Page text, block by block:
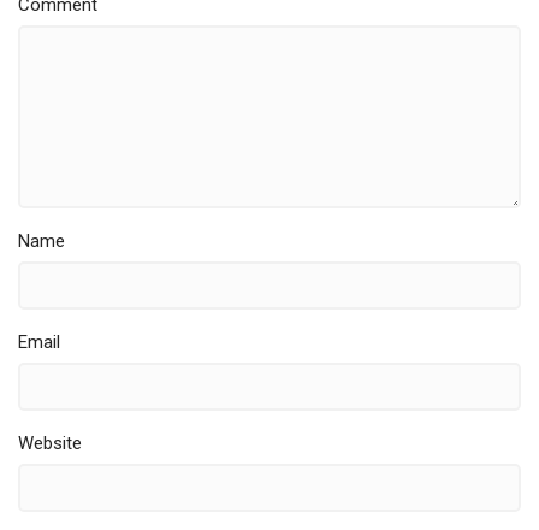
Comment
Name
Email
Website